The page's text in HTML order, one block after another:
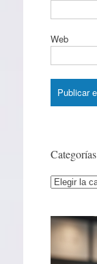
Web
Categorías
Categorías